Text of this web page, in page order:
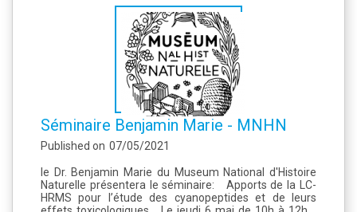
Séminaire Benjamin Marie - MNHN
Published on 07/05/2021
le Dr. Benjamin Marie du Museum National d'Histoire
Naturelle présentera le séminaire: Apports de la LC-
HRMS pour l’étude des cyanopeptides et de leurs